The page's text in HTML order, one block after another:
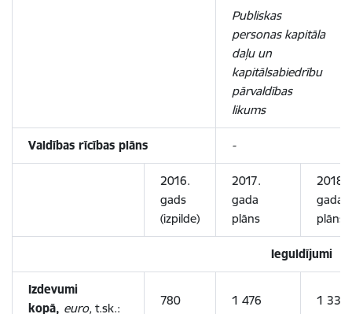
Publiskas
personas kapitāla
daļu un
kapitālsabiedrību
pārvaldības
likums
Valdības rīcības plāns -
2016.
gads
(izpilde)
2017.
gada
plāns
2018.
gada
plāns
Ieguldījumi
Izdevumi
kopā, euro, t.sk.:
780
1 476
1 331